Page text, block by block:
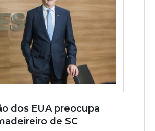
dos EUA preocupa
de SC